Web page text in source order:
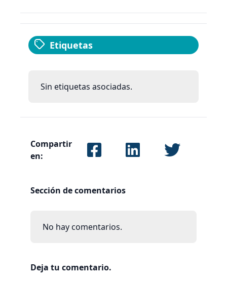
Etiquetas
Sin etiquetas asociadas.
Compartir
en:
Sección de comentarios
No hay comentarios.
Deja tu comentario.